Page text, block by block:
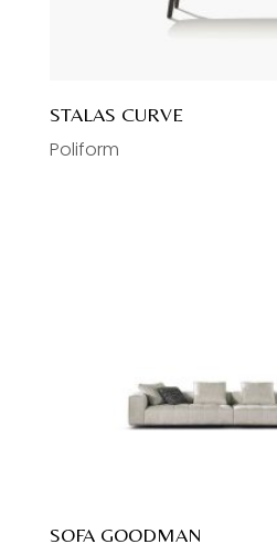
STALAS CURVE
Poliform
SOFA GOODMAN